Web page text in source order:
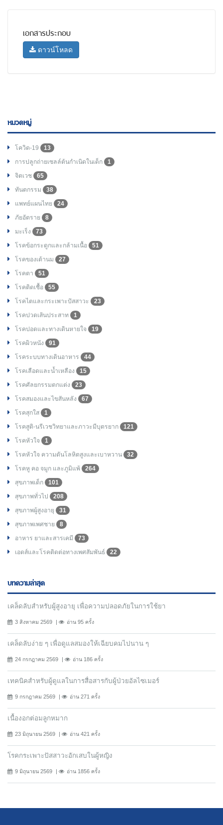
เอกสารประกอบ
ดาวน์โหลด
หมวดหมู่
โควิด-19
13
การปลูกถ่ายเซลล์ต้นกำเนิดในเด็ก
1
จิตเวช
65
ทันตกรรม
38
แพทย์แผนไทย
24
ภัยอัตราย
8
มะเร็ง
73
โรคข้อกระดูกและกล้ามเนื้อ
51
โรคของเต้านม
27
โรคตา
51
โรคติดเชื้อ
55
โรคไตและกระเพาะปัสสาวะ
23
โรคปวดเส้นประสาท
1
โรคปอดและทางเดินหายใจ
19
โรคผิวหนัง
91
โรคระบบทางเดินอาหาร
44
โรคเลือดและน้ำเหลือง
15
โรคศัลยกรรมตกแต่ง
23
โรคสมองและไขสันหลัง
67
โรคสุกใส
1
โรคสูติ-นรีเวชวิทยาและภาวะมีบุตรยาก
121
โรคหัวใจ
1
โรคหัวใจ ความดันโลหิตสูงและเบาหวาน
32
โรคหู คอ จมูก และภูมิแพ้
264
สุขภาพเด็ก
101
สุขภาพทั่วไป
208
สุขภาพผู้สูงอายุ
31
สุขภาพเพศชาย
8
อาหาร ยาและสารเคมี
73
เอดส์และโรคติดต่อทางเพศสัมพันธ์
22
บทความล่าสุด
เคล็ดลับสำหรับผู้สูงอายุ เพื่อความปลอดภัยในการใช้ยา
3 สิงหาคม 2569 อ่าน 95 ครั้ง
เคล็ดลับง่าย ๆ เพื่อดูแลสมองให้เฉียบคมไปนาน ๆ
24 กรกฎาคม 2569 อ่าน 186 ครั้ง
เทคนิคสำหรับผู้ดูแลในการสื่อสารกับผู้ป่วยอัลไซเมอร์
9 กรกฎาคม 2569 อ่าน 271 ครั้ง
เนื้องอกต่อมลูกหมาก
23 มิถุนายน 2569 อ่าน 421 ครั้ง
โรคกระเพาะปัสสาวะอักเสบในผู้หญิง
9 มิถุนายน 2569 อ่าน 1856 ครั้ง